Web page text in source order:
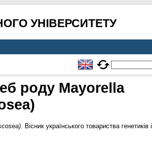
УНІВЕРСИТЕТУ
роду Mayorella
Вісник українського товариства генетиків і